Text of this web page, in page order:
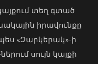
տեղ գտած
իրավունքը
«Զարկերակ»-ի
սույն կայքի